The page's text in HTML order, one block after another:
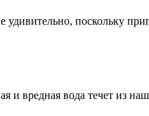
удивительно, поскольку
и вредная вода течет из